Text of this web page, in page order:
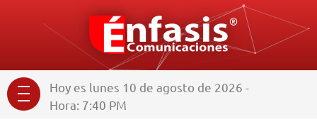
Hoy es lunes 10 de agosto de 2026 -
Hora: 7:40 PM